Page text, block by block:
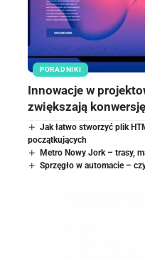
PORADNIKI
Innowacje w
zwiększają konwersję
Jak łatwo stworzyć plik
początkujących
Metro Nowy Jork – trasy,
Sprzęgło w automacie –